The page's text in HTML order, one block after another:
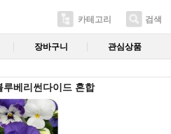
카테고리 검색
장바구니 관심상품
베리썬다이드 혼합